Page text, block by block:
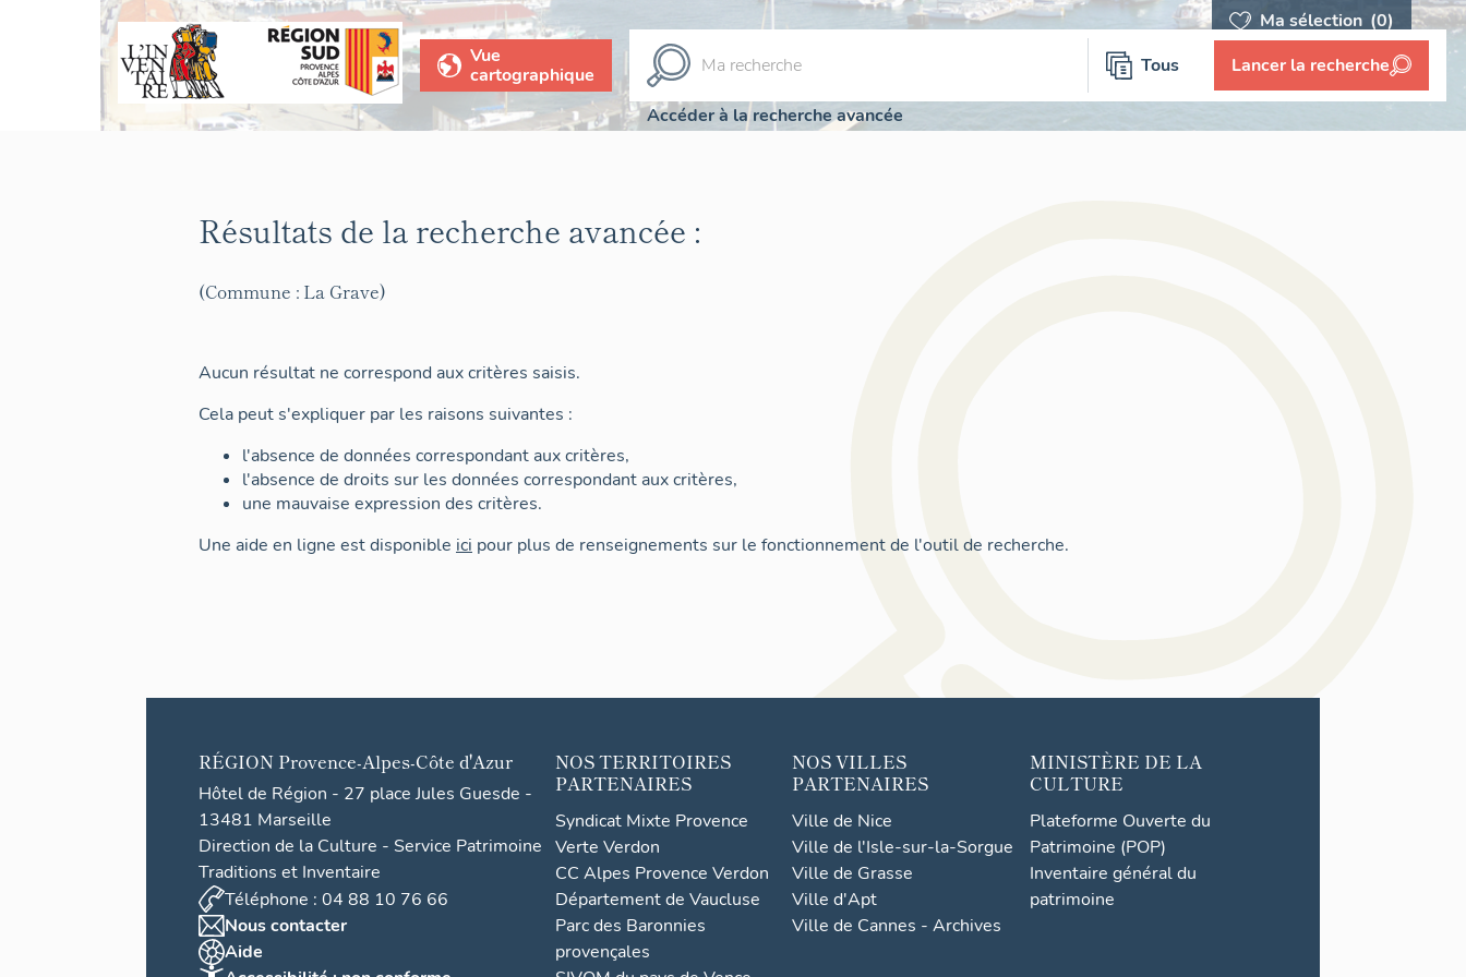
Ma sélection (0)
Vue
cartographique
Tous Lancer la recherche
Accéder à la recherche avancée
Résultats de la recherche avancée :
(Commune : La Grave)
Aucun résultat ne correspond aux critères saisis.
Cela peut s'expliquer par les raisons suivantes :
l'absence de données correspondant aux critères,
l'absence de droits sur les données correspondant aux critères,
une mauvaise expression des critères.
Une aide en ligne est disponible ici pour plus de renseignements sur le fonctionnement de l'outil de recherche.
RÉGION Provence-Alpes-Côte d'Azur
Hôtel de Région - 27 place Jules Guesde -
13481 Marseille
Direction de la Culture - Service Patrimoine
Traditions et Inventaire
Téléphone : 04 88 10 76 66
Nous contacter
Aide
NOS TERRITOIRES
PARTENAIRES
Syndicat Mixte Provence
Verte Verdon
CC Alpes Provence Verdon
Département de Vaucluse
Parc des Baronnies
provençales
NOS VILLES
PARTENAIRES
Ville de Nice
Ville de l'Isle-sur-la-Sorgue
Ville de Grasse
Ville d'Apt
Ville de Cannes - Archives
MINISTÈRE DE LA
CULTURE
Plateforme Ouverte du
Patrimoine (POP)
Inventaire général du
patrimoine